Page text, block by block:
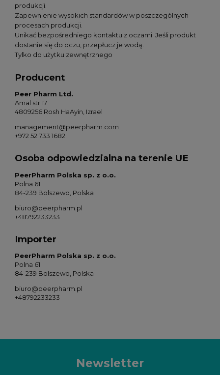
produkcji.
Zapewnienie wysokich standardów w poszczególnych
procesach produkcji.
Unikać bezpośredniego kontaktu z oczami. Jeśli produkt
dostanie się do oczu, przepłucz je wodą.
Tylko do użytku zewnętrznego
Producent
Peer Pharm Ltd.
Amal str.17
4809256 Rosh HaAyin, Izrael
management@peerpharm.com
+972 52 733 1682
Osoba odpowiedzialna na terenie UE
PeerPharm Polska sp. z o.o.
Polna 61
84-239 Bolszewo, Polska
biuro@peerpharm.pl
+48792233233
Importer
PeerPharm Polska sp. z o.o.
Polna 61
84-239 Bolszewo, Polska
biuro@peerpharm.pl
+48792233233
Newsletter